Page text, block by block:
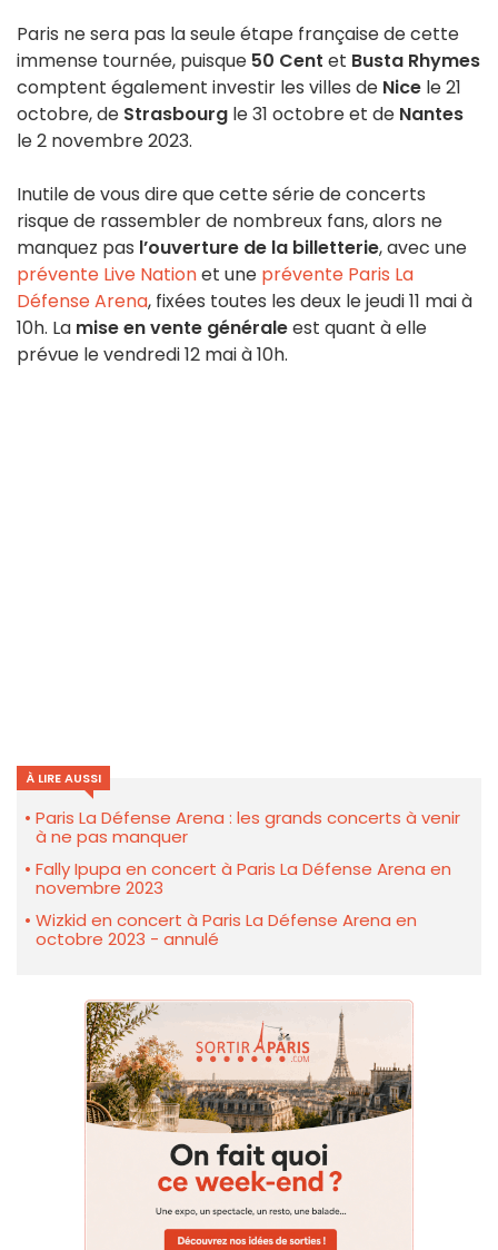
Paris ne sera pas la seule étape française de cette
immense tournée, puisque 50 Cent et Busta Rhymes
comptent également investir les villes de Nice le 21
octobre, de Strasbourg le 31 octobre et de Nantes
le 2 novembre 2023.
Inutile de vous dire que cette série de concerts
risque de rassembler de nombreux fans, alors ne
manquez pas l’ouverture de la billetterie, avec une
prévente Live Nationet une prévente Paris La
Défense Arena, fixées toutes les deux le jeudi 11 mai à
10h. La mise en vente généraleest quant à elle
prévue le vendredi 12 mai à 10h.
À LIRE AUSSI
Paris La Défense Arena : les grands concerts à venir
à ne pas manquer
Fally Ipupa en concert à Paris La Défense Arena en
novembre 2023
Wizkid en concert à Paris La Défense Arena en
octobre 2023 - annulé